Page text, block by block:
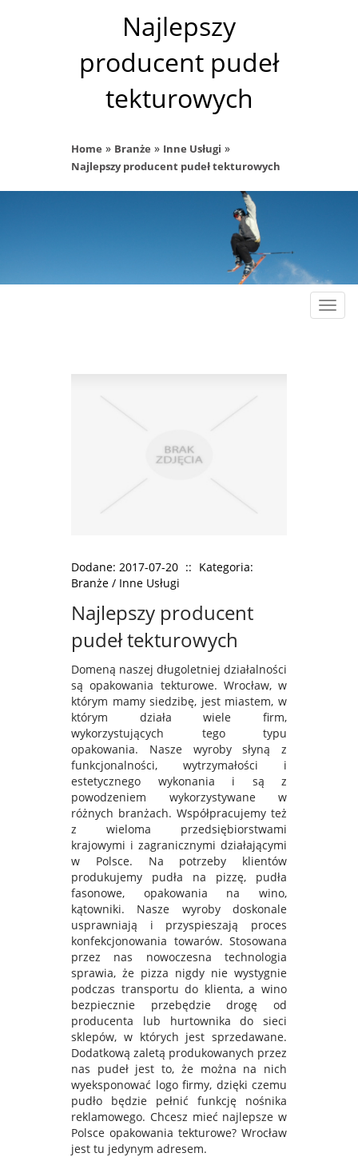
Najlepszy
producent pudeł
tekturowych
Home » Branże » Inne Usługi »
Najlepszy producent pudeł tekturowych
Dodane: 2017-07-20 :: Kategoria:
Branże / Inne Usługi
Najlepszy producent
pudeł tekturowych
Domeną naszej długoletniej działalności
są opakowania tekturowe. Wrocław, w
którym mamy siedzibę, jest miastem, w
którym działa wiele firm,
wykorzystujących tego typu
opakowania. Nasze wyroby słyną z
funkcjonalności, wytrzymałości i
estetycznego wykonania i są z
powodzeniem wykorzystywane w
różnych branżach. Współpracujemy też
z wieloma przedsiębiorstwami
krajowymi i zagranicznymi działającymi
w Polsce. Na potrzeby klientów
produkujemy pudła na pizzę, pudła
fasonowe, opakowania na wino,
kątowniki. Nasze wyroby doskonale
usprawniają i przyspieszają proces
konfekcjonowania towarów. Stosowana
przez nas nowoczesna technologia
sprawia, że pizza nigdy nie wystygnie
podczas transportu do klienta, a wino
bezpiecznie przebędzie drogę od
producenta lub hurtownika do sieci
sklepów, w których jest sprzedawane.
Dodatkową zaletą produkowanych przez
nas pudeł jest to, że można na nich
wyeksponować logo firmy, dzięki czemu
pudło będzie pełnić funkcję nośnika
reklamowego. Chcesz mieć najlepsze w
Polsce opakowania tekturowe? Wrocław
jest tu jedynym adresem.